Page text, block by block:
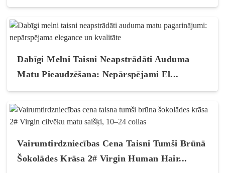
Dabīgi Melni Taisni Neapstrādāti Auduma
Matu Pieaudzēšana: Nepārspējami El...
Vairumtirdzniecības Cena Taisni Tumši Brūnā
Šokolādes Krāsa 2# Virgin Human Hair...